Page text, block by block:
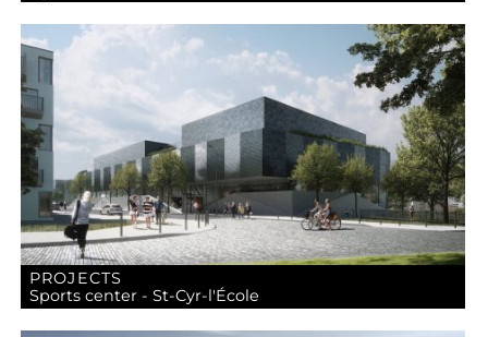
PROJECTS
Sports center - St-Cyr-l'École